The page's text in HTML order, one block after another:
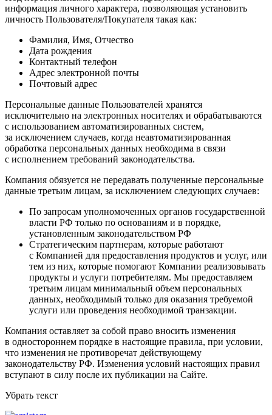
информация личного характера, позволяющая установить
личность Пользователя/Покупателя такая как:
Фамилия, Имя, Отчество
Дата рождения
Контактный телефон
Адрес электронной почты
Почтовый адрес
Персональные данные Пользователей хранятся
исключительно на электронных носителях и обрабатываются
с использованием автоматизированных систем,
за исключением случаев, когда неавтоматизированная
обработка персональных данных необходима в связи
с исполнением требований законодательства.
Компания обязуется не передавать полученные персональные
данные третьим лицам, за исключением следующих случаев:
По запросам уполномоченных органов государственной
власти РФ только по основаниям и в порядке,
установленным законодательством РФ
Стратегическим партнерам, которые работают
с Компанией для предоставления продуктов и услуг, или
тем из них, которые помогают Компании реализовывать
продукты и услуги потребителям. Мы предоставляем
третьим лицам минимальный объем персональных
данных, необходимый только для оказания требуемой
услуги или проведения необходимой транзакции.
Компания оставляет за собой право вносить изменения
в одностороннем порядке в настоящие правила, при условии,
что изменения не противоречат действующему
законодательству РФ. Изменения условий настоящих правил
вступают в силу после их публикации на Сайте.
Убрать текст